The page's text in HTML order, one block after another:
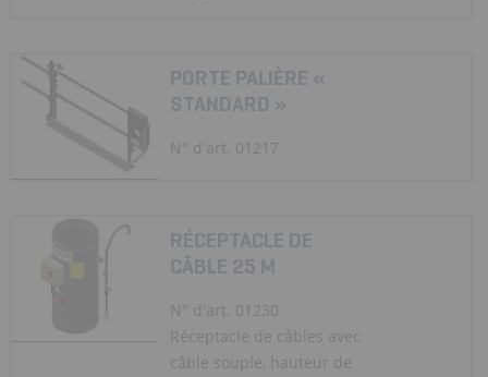
PORTE PALIÈRE «
STANDARD »
N° d'art. 01217
RÉCEPTACLE DE
CÂBLE 25 M
N° d'art. 01230
Réceptacle de câbles avec
câble souple, hauteur de